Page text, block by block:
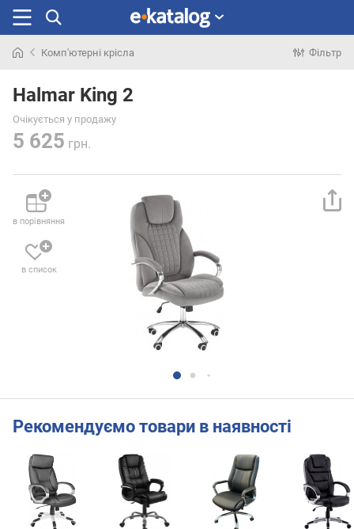
раніше
Комп'ютерні крісла Фільтр
Halmar King 2
Очікується у продажу
5 625 грн.
в порівняння
в список
Рекомендуємо товари в наявності